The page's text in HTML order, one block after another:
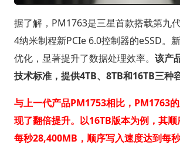
据了解，PM1763是三星首款搭载第九
4纳米制程新PCIe 6.0控制器的eSSD。
优化，显著提升了数据处理效率。 该产
技术标准，提供4TB、8TB和16TB三种
与上一代产品PM1753相比，PM1763
现了翻倍提升。以16TB版本为例，其
每秒28,400MB，顺序写入速度达到每